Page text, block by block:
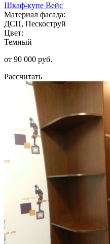
Шкаф-купе Вейс
Материал фасада:
ДСП, Пескоструй
Цвет:
Темный
от 90 000 руб.
Рассчитать